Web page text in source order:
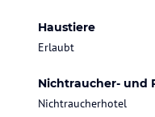
Haustiere
Erlaubt
Nichtraucher- und
Nichtraucherhotel